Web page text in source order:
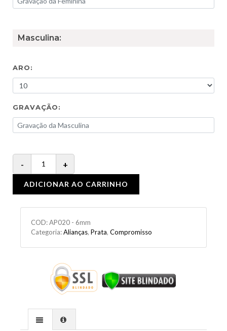
Masculina:
ARO:
GRAVAÇÃO:
ADICIONAR AO CARRINHO
COD:AP020 - 6mm
Categoria:Alianças, Prata, Compromisso